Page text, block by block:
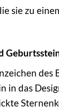
sie zu
des
in das